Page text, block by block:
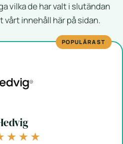
vilka de har valt i slutändan
innehåll här på sidan.
POPULÄRAST